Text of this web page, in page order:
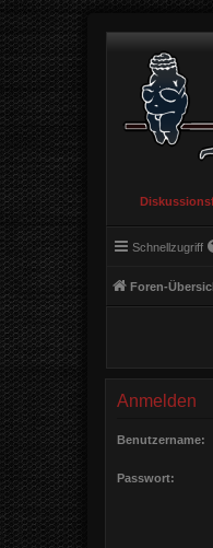
Schnellzugriff
Foren-
Anmelden
Benutzername:
Passwort: